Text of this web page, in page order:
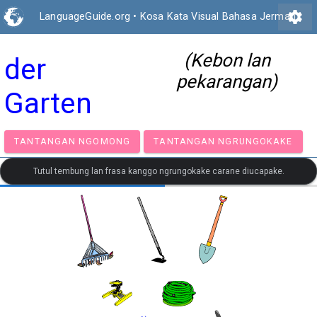
LanguageGuide.org • Kosa Kata Visual Bahasa Jerman
settings
der
Garten
(Kebon lan
pekarangan)
TANTANGAN NGOMONG TANTANGAN
Tutul tembung lan frasa kanggo ngrungokake carane diucapake.